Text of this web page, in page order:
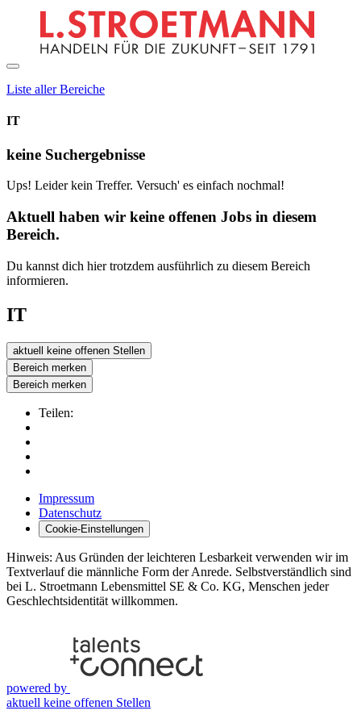
Liste aller Bereiche
IT
keine Suchergebnisse
Ups! Leider kein Treffer. Versuch' es einfach nochmal!
Aktuell haben wir keine offenen Jobs in diesem
Bereich.
Du kannst dich hier trotzdem ausführlich zu diesem Bereich
informieren.
IT
aktuell keine offenen Stellen
Bereich merken
Bereich merken
Teilen:
Impressum
Datenschutz
Cookie-Einstellungen
Hinweis: Aus Gründen der leichteren Lesbarkeit verwenden wir im
Textverlauf die männliche Form der Anrede. Selbstverständlich sind
bei L. Stroetmann Lebensmittel SE & Co. KG, Menschen jeder
Geschlechtsidentität willkommen.
powered by
aktuell keine offenen Stellen